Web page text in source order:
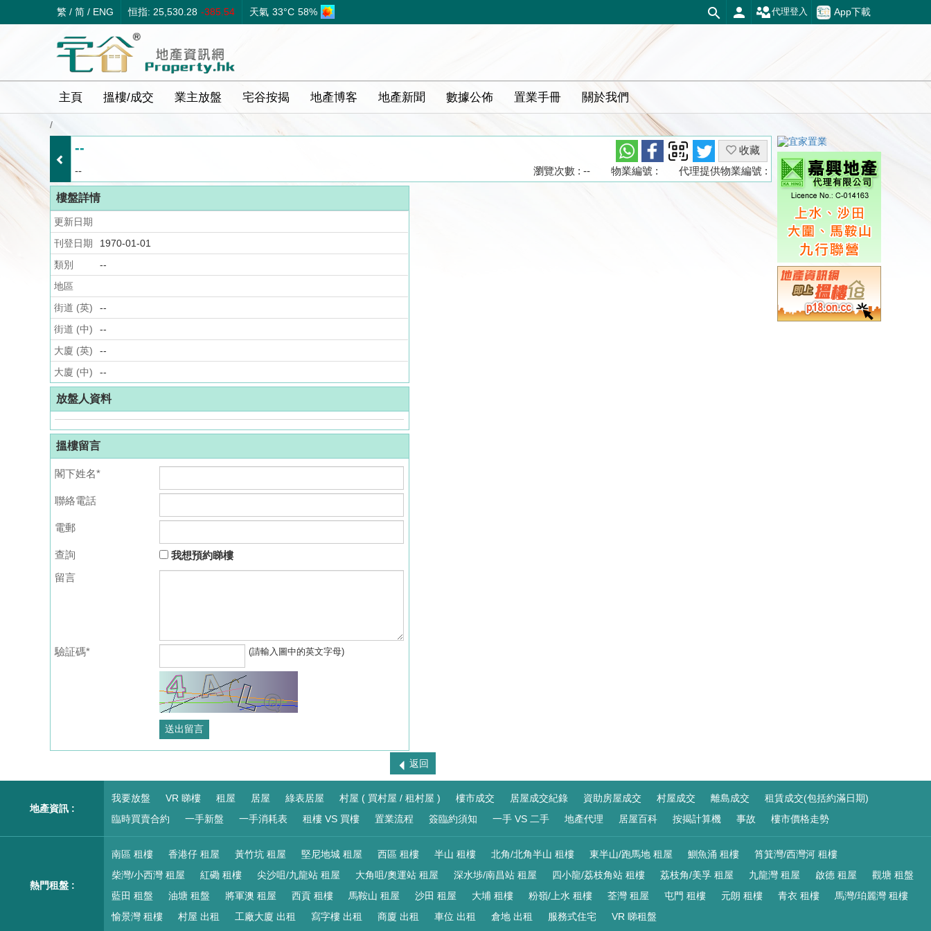
繁 / 简 / ENG 恒指: 25,530.28 -385.54 天氣 33°C 58% App下載
代理登入
主頁 搵樓/成交 業主放盤 宅谷按揭 地產博客 地產新聞 數據公佈 置業手冊 關於我們
/
--
收藏
--
代理提供物業編號 :
物業編號 :
瀏覽次數 : --
樓盤詳情
更新日期
刊登日期
1970-01-01
類別
--
地區
街道 (英)
--
街道 (中)
--
大廈 (英)
--
大廈 (中)
--
放盤人資料
搵樓留言
閣下姓名*
聯絡電話
電郵
查詢
我想預約睇樓
留言
驗証碼* (請輸入圖中的英文字母)
返回
地產資訊 :
我要放盤 VR 睇樓 租屋 居屋 綠表居屋 村屋 ( 買村屋 / 租村屋 ) 樓市成交 居屋成交紀錄 資助房屋成交 村屋成交 離島成交
租賃成交(包括約滿日期)
臨時買賣合約
一手新盤 一手消耗表 租樓 VS 買樓 置業流程 簽臨約須知 一手 VS 二手 地產代理 居屋百科 按揭計算機 事故 樓市價格走勢
熱門租盤 :
南區 租樓 香港仔 租屋 黃竹坑 租屋 堅尼地城 租屋 西區 租樓 半山 租樓 北角/北角半山 租樓 東半山/跑馬地 租屋 鰂魚涌 租樓
筲箕灣/西灣河 租樓
柴灣/小西灣 租屋
紅磡 租樓 尖沙咀/九龍站 租屋 大角咀/奧運站 租屋 深水埗/南昌站 租屋 四小龍/荔枝角站 租樓 荔枝角/美孚 租屋 九龍灣 租屋 啟德 租屋
觀塘 租盤
藍田 租盤
油塘 租盤 將軍澳 租屋 西貢 租樓 馬鞍山 租屋 沙田 租屋 大埔 租樓 粉嶺/上水 租樓 荃灣 租屋 屯門 租樓 元朗 租樓 青衣 租樓
馬灣/珀麗灣 租樓
愉景灣 租樓
村屋 出租 工廠大廈 出租 寫字樓 出租 商廈 出租 車位 出租 倉地 出租 服務式住宅 VR 睇租盤